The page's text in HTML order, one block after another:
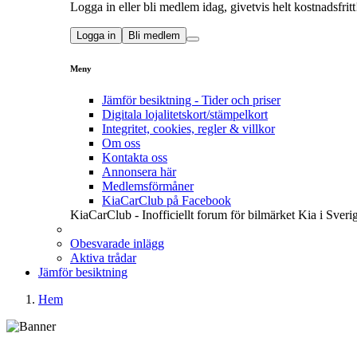
Logga in eller bli medlem idag, givetvis helt
Logga in Bli medlem
Meny
Jämför besiktning - Tider och priser
Digitala lojalitetskort/stämpelkort
Integritet, cookies, regler & villkor
Om oss
Kontakta oss
Annonsera här
Medlemsförmåner
KiaCarClub på Facebook
KiaCarClub - Inofficiellt forum för bilmärket Kia i
Obesvarade inlägg
Aktiva trådar
Jämför besiktning
Hem